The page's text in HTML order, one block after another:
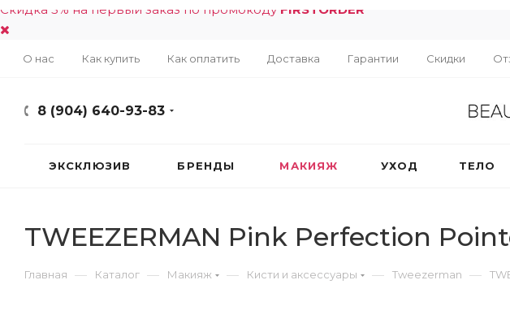
Скидка 5% на первый заказ по промокоду FIRSTORDER
О нас Как купить Как оплатить Доставка Гарантии Скидки
8 (904) 640-93-83
ЭКСКЛЮЗИВ БРЕНДЫ МАКИЯЖ УХОД ТЕЛО
TWEEZERMAN Pink Perfection
Главная — Каталог — Макияж — Кисти и аксессуары — Tweezerman —